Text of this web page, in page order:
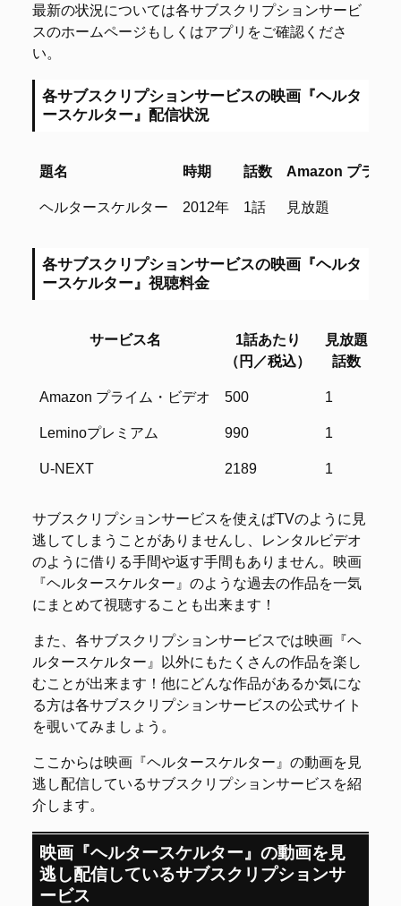
最新の状況については各サブスクリプションサービ
スのホームページもしくはアプリをご確認くださ
い。
各サブスクリプションサービスの映画『ヘルタ
ースケルター』配信状況
題名 時期 話数
Amazon プライ
題名
時期 話数 Amazon プライ
ヘルタースケルター 2012年 1話 見放題
各サブスクリプションサービスの映画『ヘルタ
ースケルター』視聴料金
サービス名
1話あたり
（円／税込）
見放題
話数
サービス名
1話あたり
見放題
Amazon プライム・ビデオ 500 1
Leminoプレミアム 990 1
U-NEXT 2189 1
サブスクリプションサービスを使えばTVのように見
逃してしまうことがありませんし、レンタルビデオ
のように借りる手間や返す手間もありません。映画
『ヘルタースケルター』のような過去の作品を一気
にまとめて視聴することも出来ます！
また、各サブスクリプションサービスでは映画『ヘ
ルタースケルター』以外にもたくさんの作品を楽し
むことが出来ます！他にどんな作品があるか気にな
る方は各サブスクリプションサービスの公式サイト
を覗いてみましょう。
ここからは映画『ヘルタースケルター』の動画を見
逃し配信しているサブスクリプションサービスを紹
介します。
映画『ヘルタースケルター』の動画を見
逃し配信しているサブスクリプションサ
ービス